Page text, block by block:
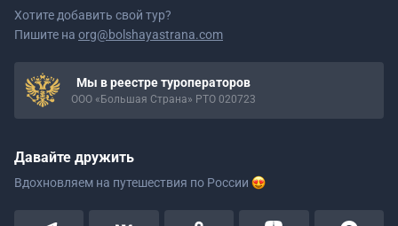
Хотите добавить свой тур?
Пишите на org@bolshayastrana.com
Мы в реестре туроператоров
ООО «Большая Страна» РТО 020723
Давайте дружить
Вдохновляем на путешествия по России